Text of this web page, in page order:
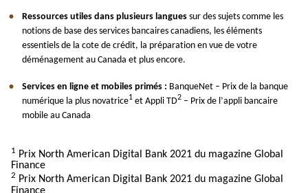
Ressources utiles dans plusieurs languessur des sujets comme les
notions de base des services bancaires canadiens, les éléments
essentiels de la cote de crédit, la préparation en vue de votre
déménagement au Canada et plus encore.
Services en ligne et mobiles primés : BanqueNet – Prix de la banque
numérique la plus novatrice1 et Appli TD2 – Prix de l’appli bancaire
mobile au Canada
1 Prix North American Digital Bank 2021 du magazine Global
Finance
2 Prix North American Digital Bank 2021 du magazine Global
Finance